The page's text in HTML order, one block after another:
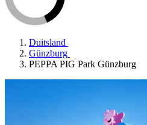
Duitsland
Günzburg
PEPPA PIG Park Günzburg